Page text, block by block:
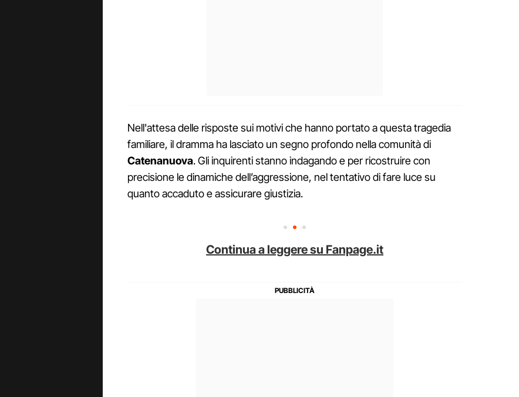
Nell'attesa delle risposte sui motivi che hanno portato a questa tragedia
familiare, il dramma ha lasciato un segno profondo nella comunità di
Catenanuova. Gli inquirenti stanno indagando e per ricostruire con
precisione le dinamiche dell’aggressione, nel tentativo di fare luce su
quanto accaduto e assicurare giustizia.
Continua a leggere su Fanpage.it